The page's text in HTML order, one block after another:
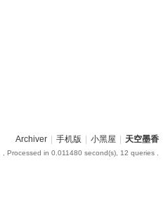
Archiver 手机版 小黑屋 天空墨香
, Processed in 0.011480 second(s), 12 queries .